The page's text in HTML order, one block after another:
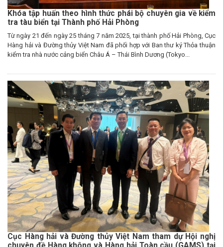
Khóa tập huấn theo hình thức phái bộ chuyên gia về kiểm
tra tàu biển tại Thành phố Hải Phòng
Từ ngày 21 đến ngày 25 tháng 7 năm 2025, tại thành phố Hải Phòng, Cục
Hàng hải và Đường thủy Việt Nam đã phối hợp với Ban thư ký Thỏa thuận
kiểm tra nhà nước cảng biển Châu Á – Thái Bình Dương (Tokyo...
Cục Hàng hải và Đường thủy Việt Nam tham dự Hội nghị